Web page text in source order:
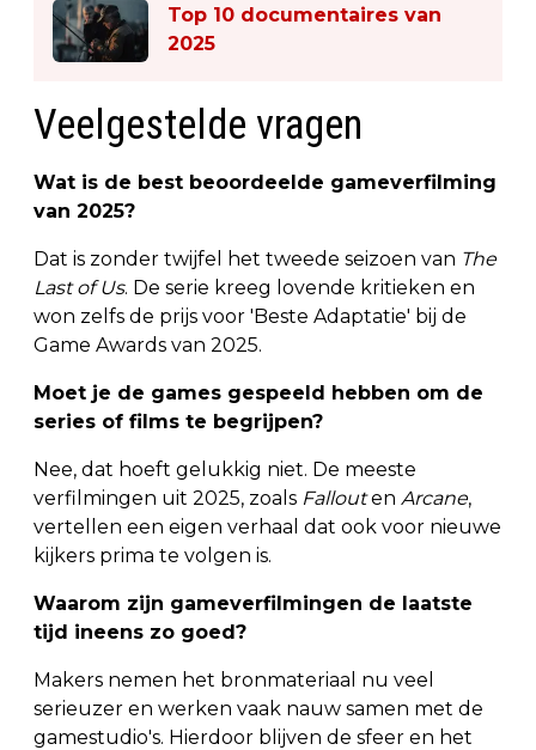
Top 10 documentaires van
2025
Veelgestelde vragen
Wat is de best beoordeelde gameverfilming
van 2025?
Dat is zonder twijfel het tweede seizoen van The
Last of Us. De serie kreeg lovende kritieken en
won zelfs de prijs voor 'Beste Adaptatie' bij de
Game Awards van 2025.
Moet je de games gespeeld hebben om de
series of films te begrijpen?
Nee, dat hoeft gelukkig niet. De meeste
verfilmingen uit 2025, zoals Fallouten Arcane,
vertellen een eigen verhaal dat ook voor nieuwe
kijkers prima te volgen is.
Waarom zijn gameverfilmingen de laatste
tijd ineens zo goed?
Makers nemen het bronmateriaal nu veel
serieuzer en werken vaak nauw samen met de
gamestudio's. Hierdoor blijven de sfeer en het